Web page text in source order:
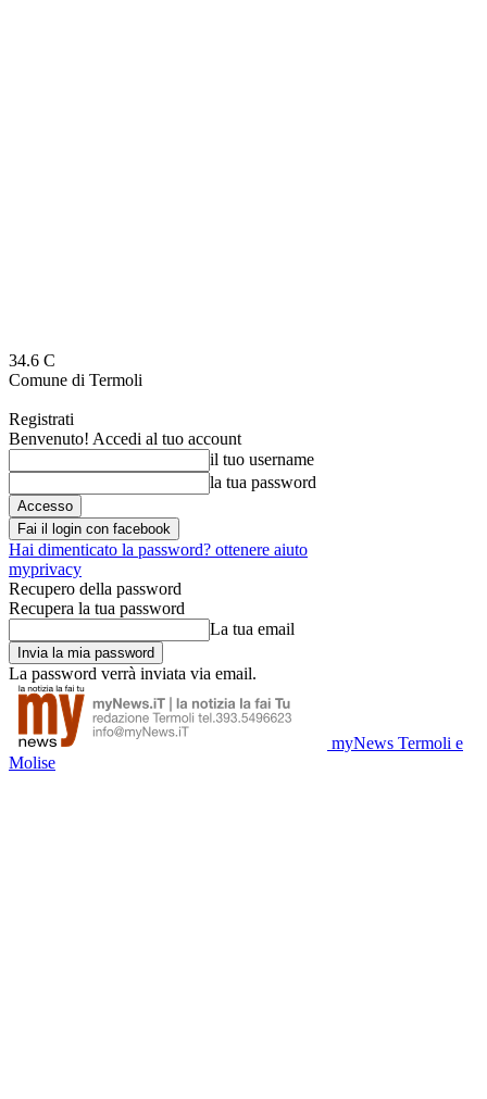
34.6 C
Comune di Termoli
Registrati
Benvenuto! Accedi al tuo account
il tuo username
la tua password
Fai il login con facebook
Hai dimenticato la password? ottenere aiuto
myprivacy
Recupero della password
Recupera la tua password
La tua email
La password verrà inviata via email.
myNews Termoli e
Molise